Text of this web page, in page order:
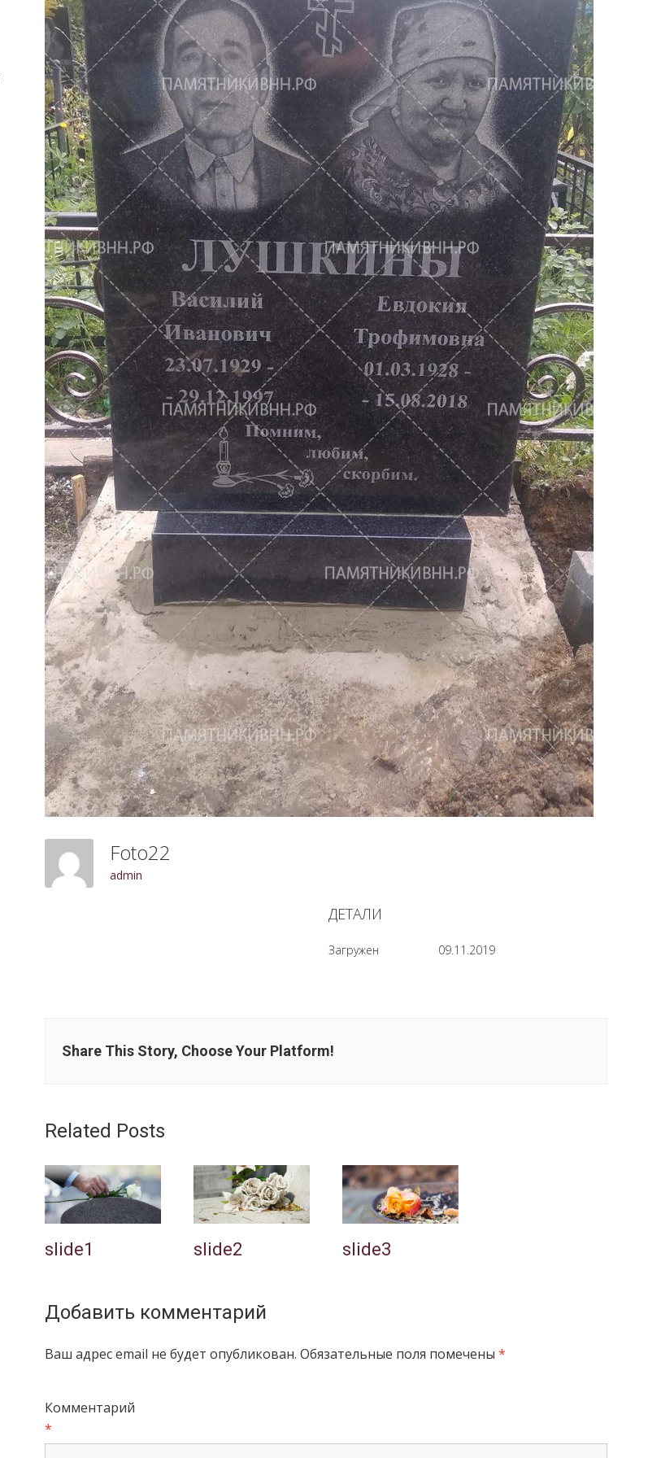
Foto22
admin
ДЕТАЛИ
Загружен 09.11.2019
Share This Story, Choose Your Platform!
Related Posts
slide1 slide2 slide3
Добавить комментарий
Ваш адрес email не будет опубликован. Обязательные поля помечены *
Комментарий
*